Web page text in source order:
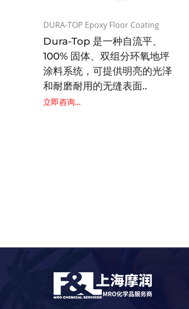
DURA-TOP Epoxy Floor Coating
Dura-Top 是一种自流平、
100% 固体、双组分环氧地坪
涂料系统，可提供明亮的光泽
和耐磨耐用的无缝表面..
立即咨询...